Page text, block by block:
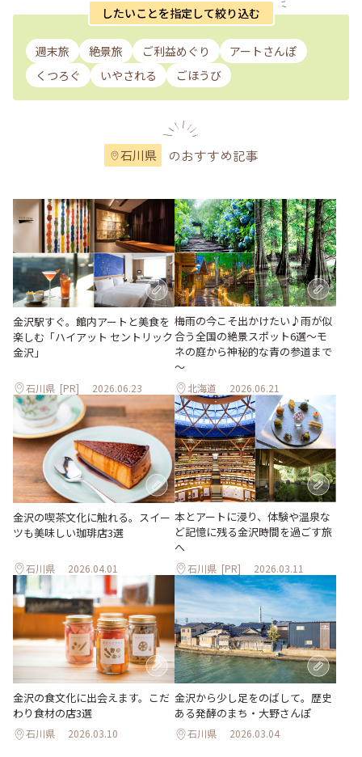
したいことを指定して絞り込む
週末旅 絶景旅 ご利益めぐり
アートさんぽ
くつろぐ
いやされる ごほうび
石川県 のおすすめ記事
金沢駅すぐ。館内アートと美食を
楽しむ「ハイアット セントリック
金沢」
石川県 [PR] 2026.06.23
梅雨の今こそ出かけたい♪雨が似
合う全国の絶景スポット6選～モ
ネの庭から神秘的な青の参道まで
～
北海道 2026.06.21
金沢の喫茶文化に触れる。スイー
ツも美味しい珈琲店3選
石川県 2026.04.01
本とアートに浸り、体験や温泉な
ど記憶に残る金沢時間を過ごす旅
へ
石川県 [PR] 2026.03.11
金沢の食文化に出会えます。こだ
わり食材の店3選
石川県 2026.03.10
金沢から少し足をのばして。歴史
ある発酵のまち・大野さんぽ
石川県 2026.03.04